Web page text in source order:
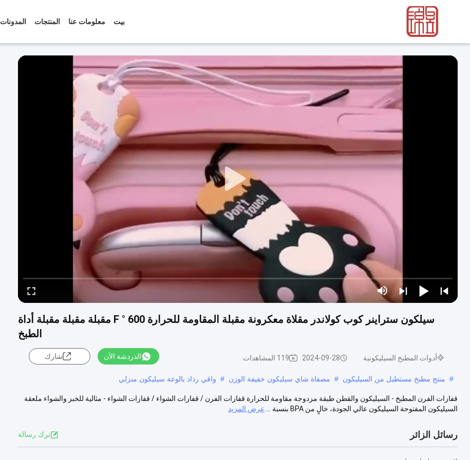
بيت معلومات عنا المنتجات المدونات
سيلكون ستراينر كوب كولاندر مقلاة معكرونة مقبلة المقاومة للحرارة 600 ° F مقبلة مقبلة مقبلة أداة
الطبخ
أدوات المطبخ السيليكونية 2024-09-28 119 المشاهدات الدردشة الآن شارك
# منتج مطبخ مستطيل من السيليكون # مصفاة شاي سيليكون خفيفة الوزن # واقي رذاذ بالوعة سيليكون منزلي
قفازات الفرن المطبخ - السيليكون والقطن طبقة مزدوجة مقاومة للحرارة قفازات الفرن / قفازات الشواء / قفازات الشواء - مثالية للخبز والشواء ملعقة
السيليكون المفتوحة السيليكون عالي الجودة، خالٍ من BPA بنسبة ...
عرض المزيد
رسائل الزائر ترك رسالة